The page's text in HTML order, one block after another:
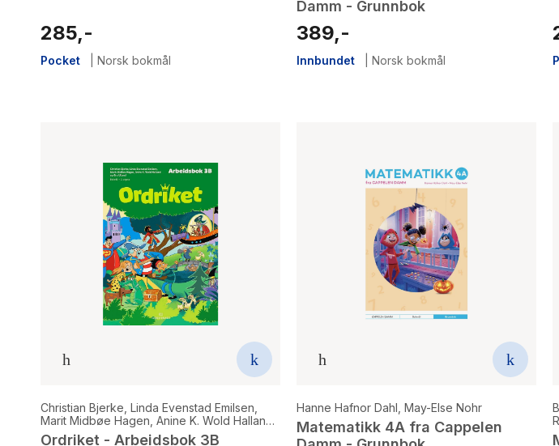
285,-
Pocket Norsk bokmål
Damm - Grunnbok
389,-
Innbundet Norsk bokmål
Christian Bjerke Linda Evenstad Emilsen
Marit Midbøe Hagen Anine K. Wold Halland,
Gro Ulland
Ordriket - Arbeidsbok 3B
Hanne Hafnor Dahl May-Else Nohr
Matematikk 4A fra Cappelen